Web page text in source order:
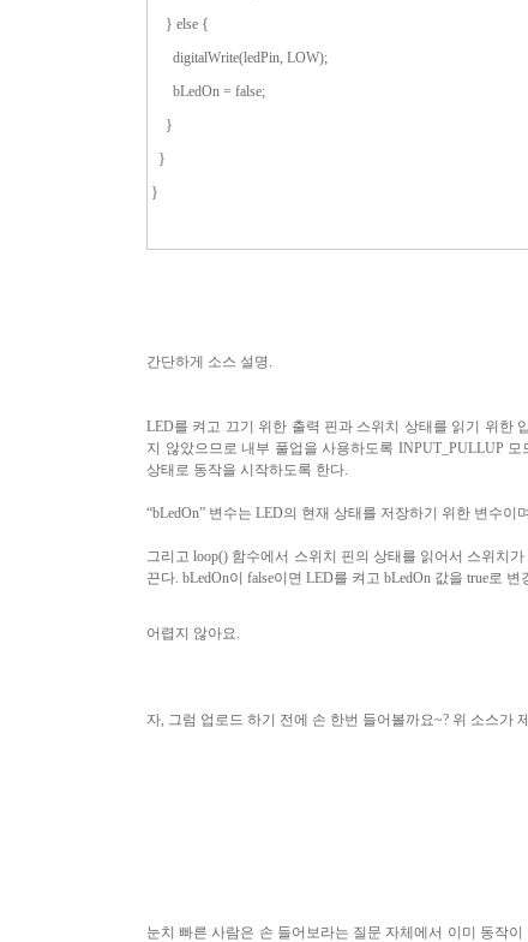
} else {
digitalWrite(ledPin, LOW);
bLedOn = false;
}
}
}
간단하게 소스 설명.
LED를 켜고 끄기 위한 출력 핀과 스위치 상태를 읽기 위한
지 않았으므로 내부 풀업을 사용하도록 INPUT_PULLUP 모
상태로 동작을 시작하도록 한다.
“bLedOn” 변수는 LED의 현재 상태를 저장하기 위한 변수이며
그리고 loop() 함수에서 스위치 핀의 상태를 읽어서 스위치가
끈다. bLedOn이 false이면 LED를 켜고 bLedOn 값을 true로 변
어렵지 않아요.
자, 그럼 업로드 하기 전에 손 한번 들어볼까요~? 위 소스가
눈치 빠른 사람은 손 들어보라는 질문 자체에서 이미 동작